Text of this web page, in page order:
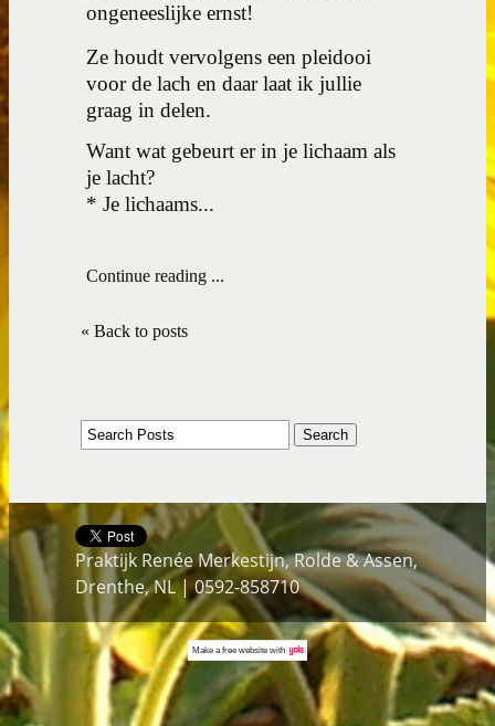
ongeneeslijke ernst!
Ze houdt vervolgens een pleidooi
voor de lach en daar laat ik jullie
graag in delen.
Want wat gebeurt er in je lichaam als
je lacht?
* Je lichaams...
Continue reading ...
« Back to posts
Praktijk Renée Merkestijn, Rolde & Assen,
Drenthe, NL | 0592-858710
Make a free websitewith